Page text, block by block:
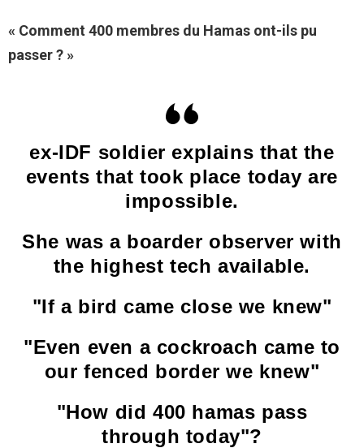
« Comment 400 membres du Hamas ont-ils pu
passer ? »
ex-IDF soldier explains that the
events that took place today are
impossible.
She was a boarder observer with
the highest tech available.
"If a bird came close we knew"
"Even even a cockroach came to
our fenced border we knew"
"How did 400 hamas pass
through today"?